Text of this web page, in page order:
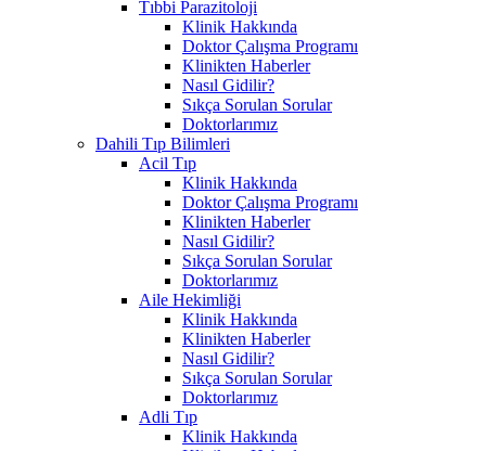
Tıbbi Parazitoloji
Klinik Hakkında
Doktor Çalışma Programı
Klinikten Haberler
Nasıl Gidilir?
Sıkça Sorulan Sorular
Doktorlarımız
Dahili Tıp Bilimleri
Acil Tıp
Klinik Hakkında
Doktor Çalışma Programı
Klinikten Haberler
Nasıl Gidilir?
Sıkça Sorulan Sorular
Doktorlarımız
Aile Hekimliği
Klinik Hakkında
Klinikten Haberler
Nasıl Gidilir?
Sıkça Sorulan Sorular
Doktorlarımız
Adli Tıp
Klinik Hakkında